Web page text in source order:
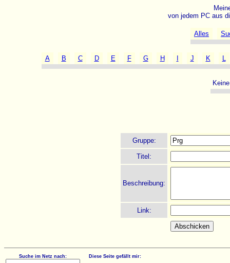
von jedem PC aus
Alles
A B C D E F G H J K L
Gruppe:
Titel:
Beschreibung:
Link:
Suche im Netz nach: Diese Seite gefällt mir: